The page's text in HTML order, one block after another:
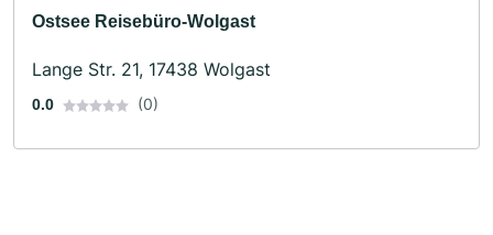
Ostsee Reisebüro-Wolgast
Lange Str. 21, 17438 Wolgast
0.0 (0)